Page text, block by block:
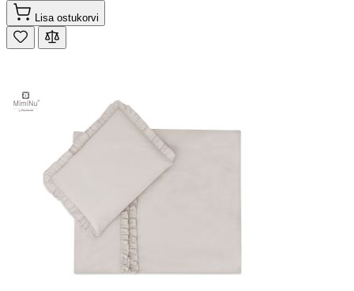
Lisa ostukorvi